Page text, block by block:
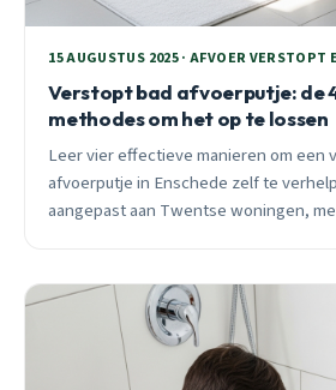
15 AUGUSTUS 2025 · AFVOER VERSTOPT
Verstopt bad afvoerputje: de
methodes om het op te lossen
Leer vier effectieve manieren om een
afvoerputje in Enschede zelf te
aangepast aan Twentse woningen,